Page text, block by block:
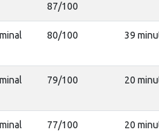
87/100
80/100 39
79/100 20
77/100 20